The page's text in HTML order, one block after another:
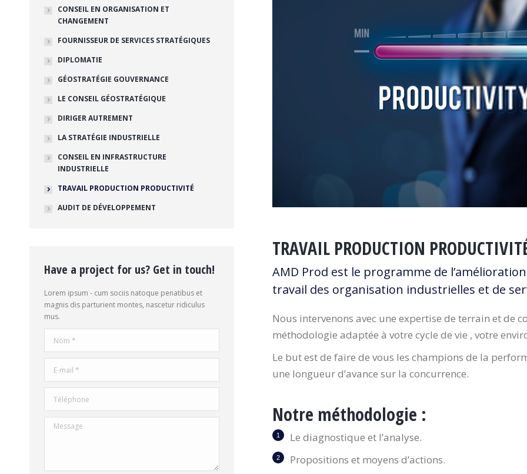
TRAVAIL PRODUCTION
AMD Prod est le programme de
travail des organisation industrielles et de
Nous intervenons avec une expertise de terrain et de
méthodologie adaptée à votre cycle de vie , votre
Le but est de faire de vous les champions de la
une longueur d’avance sur la concurrence.
Notre méthodologie :
Le diagnostique et l’analyse.
Propositions et moyens d’actions.
CONSEIL EN ORGANISATION ET
CHANGEMENT
FOURNISSEUR DE SERVICES STRATÉGIQUES
DIPLOMATIE
GÉOSTRATÉGIE GOUVERNANCE
LE CONSEIL GÉOSTRATÉGIQUE
DIRIGER AUTREMENT
LA STRATÉGIE INDUSTRIELLE
CONSEIL EN INFRASTRUCTURE
INDUSTRIELLE
TRAVAIL PRODUCTION PRODUCTIVITÉ
AUDIT DE DÉVELOPPEMENT
Have a project for us? Get in touch!
Lorem ipsum - cum sociis natoque penatibus et
magnis dis parturient montes, nascetur ridiculus
mus.
Message